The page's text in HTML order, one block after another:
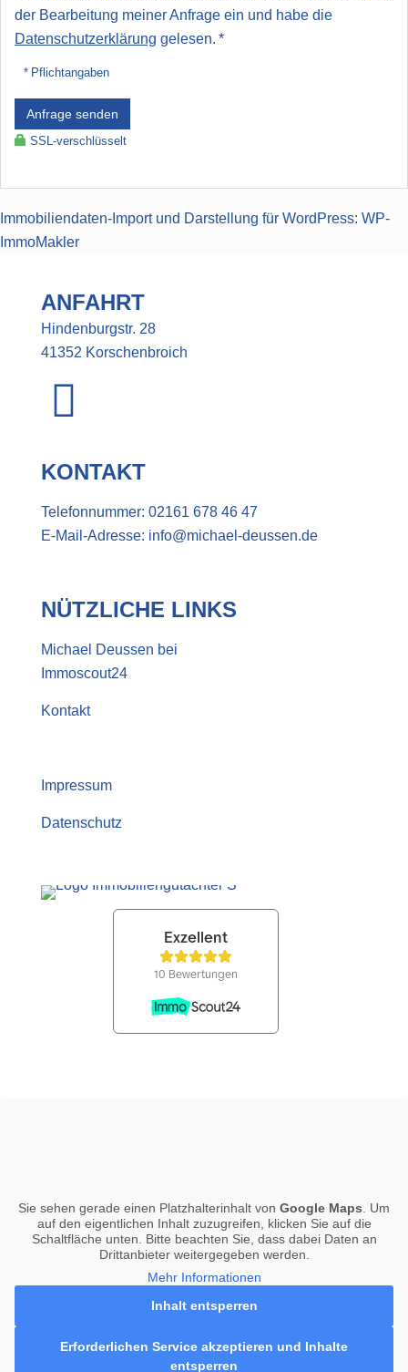
der Bearbeitung meiner Anfrage ein und habe die
Datenschutzerklärung gelesen. *
* Pflichtangaben
Anfrage senden
SSL-verschlüsselt
Immobiliendaten-Import und Darstellung für WordPress: WP-
ImmoMakler
ANFAHRT
Hindenburgstr. 28
41352 Korschenbroich
KONTAKT
Telefonnummer: 02161 678 46 47
E-Mail-Adresse: info@michael-deussen.de
NÜTZLICHE LINKS
Michael Deussen bei
Immoscout24
Kontakt
Impressum
Datenschutz
Sie sehen gerade einen Platzhalterinhalt von Google Maps . Um
auf den eigentlichen Inhalt zuzugreifen, klicken Sie auf die
Schaltfläche unten. Bitte beachten Sie, dass dabei Daten an
Drittanbieter weitergegeben werden.
Mehr Informationen
Inhalt entsperren
Erforderlichen Service akzeptieren und Inhalte
entsperren